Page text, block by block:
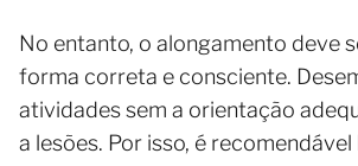
No entanto, o alongamento deve
forma correta e consciente.
atividades sem a orientação
a lesões. Por isso, é